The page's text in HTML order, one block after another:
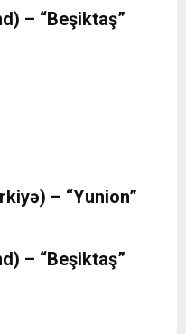
– “Beşiktaş”
– “Yunion”
– “Beşiktaş”